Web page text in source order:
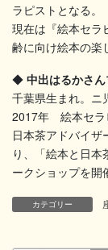
ラピストとなる。
現在は『絵本セラ
齢に向け絵本の楽
◆ 中出はるかさ
千葉県生まれ。ニ
2017年 絵本セラ
日本茶アドバイザ
り、「絵本と日
ークショップを開
カテゴリー